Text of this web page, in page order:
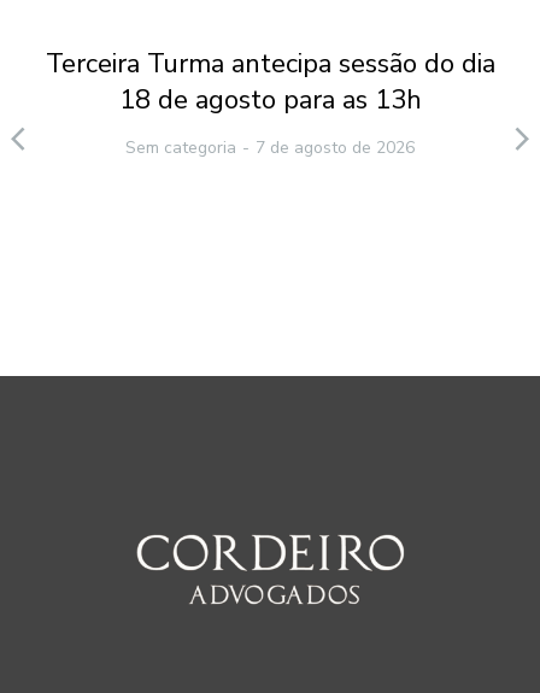
Terceira Turma antecipa sessão do dia
18 de agosto para as 13h
Sem categoria 7 de agosto de 2026